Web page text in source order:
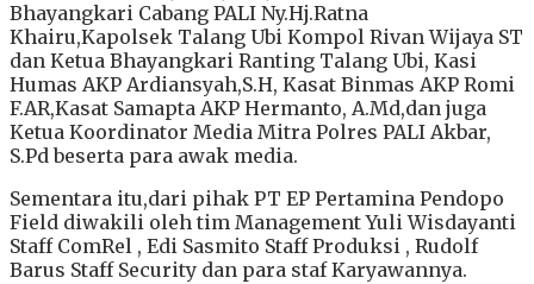
Bhayangkari Cabang PALI Ny.Hj.Ratna
Khairu,Kapolsek Talang Ubi Kompol Rivan Wijaya ST
dan Ketua Bhayangkari Ranting Talang Ubi, Kasi
Humas AKP Ardiansyah,S.H, Kasat Binmas AKP Romi
F.AR,Kasat Samapta AKP Hermanto, A.Md,dan juga
Ketua Koordinator Media Mitra Polres PALI Akbar,
S.Pd beserta para awak media.
Sementara itu,dari pihak PT EP Pertamina Pendopo
Field diwakili oleh tim Management Yuli Wisdayanti
Staff ComRel , Edi Sasmito Staff Produksi , Rudolf
Barus Staff Security dan para staf Karyawannya.